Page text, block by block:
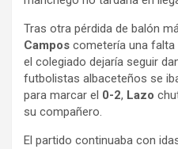
Tras otra pérdida de balón
Campos cometería una falta
el colegiado dejaría seguir
futbolistas albaceteños se
para marcar el 0-2, Lazo
su compañero.
El partido continuaba con